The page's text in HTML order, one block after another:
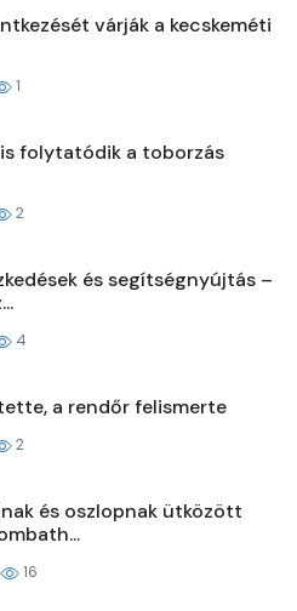
várják a kecskeméti
1
folytatódik a toborzás
2
és segítségnyújtás –
4
a rendőr felismerte
2
és oszlopnak ütközött
16